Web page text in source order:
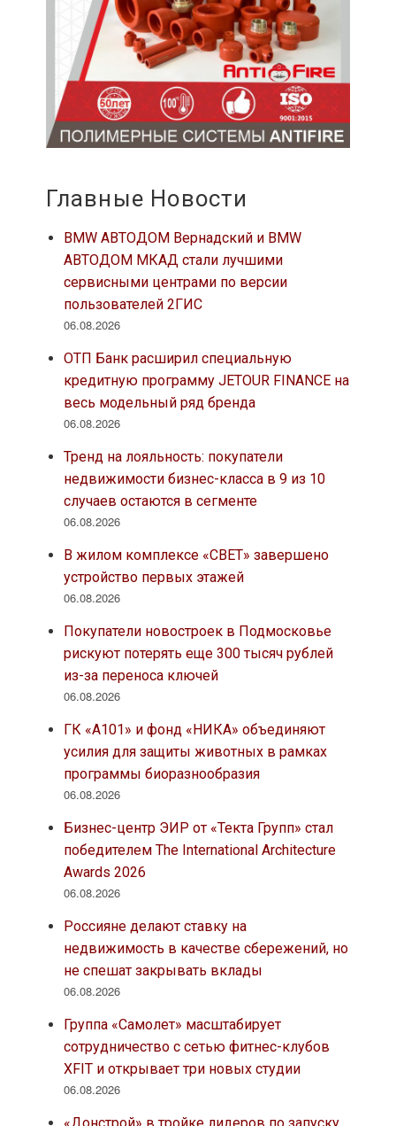
Главные Новости
BMW АВТОДОМ Вернадский и BMW
АВТОДОМ МКАД стали лучшими
сервисными центрами по версии
пользователей 2ГИС
06.08.2026
ОТП Банк расширил специальную
кредитную программу JETOUR FINANCE на
весь модельный ряд бренда
06.08.2026
Тренд на лояльность: покупатели
недвижимости бизнес-класса в 9 из 10
случаев остаются в сегменте
06.08.2026
В жилом комплексе «СВЕТ» завершено
устройство первых этажей
06.08.2026
Покупатели новостроек в Подмосковье
рискуют потерять еще 300 тысяч рублей
из-за переноса ключей
06.08.2026
ГК «А101» и фонд «НИКА» объединяют
усилия для защиты животных в рамках
программы биоразнообразия
06.08.2026
Бизнес-центр ЭИР от «Текта Групп» стал
победителем The International Architecture
Awards 2026
06.08.2026
Россияне делают ставку на
недвижимость в качестве сбережений, но
не спешат закрывать вклады
06.08.2026
Группа «Самолет» масштабирует
сотрудничество с сетью фитнес-клубов
XFIT и открывает три новых студии
06.08.2026